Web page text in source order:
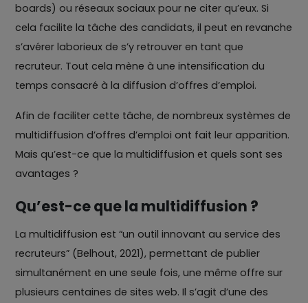
boards) ou réseaux sociaux pour ne citer qu’eux. Si
cela facilite la tâche des candidats, il peut en revanche
s’avérer laborieux de s’y retrouver en tant que
recruteur. Tout cela mène à une intensification du
temps consacré à la diffusion d’offres d’emploi.
Afin de faciliter cette tâche, de nombreux systèmes de
multidiffusion d’offres d’emploi ont fait leur apparition.
Mais qu’est-ce que la multidiffusion et quels sont ses
avantages ?
Qu’est-ce que la multidiffusion ?
La multidiffusion est “un outil innovant au service des
recruteurs” (Belhout, 2021), permettant de publier
simultanément en une seule fois, une même offre sur
plusieurs centaines de sites web. Il s’agit d’une des